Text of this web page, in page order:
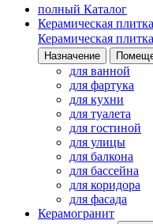
полный Каталог
Керамическая плитка
Керамическая плитка
Назначение
для ванной
для фартука
для кухни
для туалета
для гостиной
для улицы
для балкона
для бассейна
для коридора
для фасада
Керамогранит